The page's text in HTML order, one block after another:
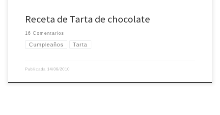
Receta de Tarta de chocolate
16 Comentarios
Cumpleaños Tarta
Publicada 14/06/2010